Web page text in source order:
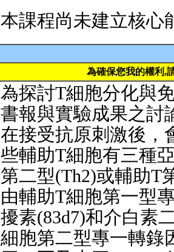
本課程尚未建立核心
為確保您我的權利,
為探討T細胞分化與
書報與實驗成果之討
在接受抗原刺激後，
些輔助T細胞有三種
第二型(Th2)或輔助T
由輔助T細胞第一型
擾素(83d7)和介白素
細胞第二型專一轉錄